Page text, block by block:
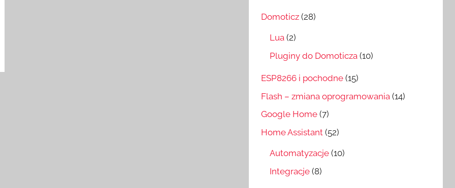
Domoticz (28)
Lua (2)
Pluginy do Domoticza (10)
ESP8266 i pochodne (15)
Flash – zmiana oprogramowania (14)
Google Home (7)
Home Assistant (52)
Automatyzacje (10)
Integracje (8)